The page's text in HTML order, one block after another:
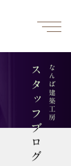
なんば建築工房
スタッフブログ